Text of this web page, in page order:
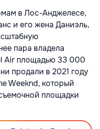
в Лос-Анджелесе,
и его жена Даниэль,
пара владела
Air площадью 33 000
продали в 2021 году
Weeknd, который
площадки